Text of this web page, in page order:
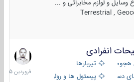
و لوازم مخابراتی و ...
Terrestrial ,
انفرادی
تیربارها
پیستول ها و رولورها
17
فروردین
1405